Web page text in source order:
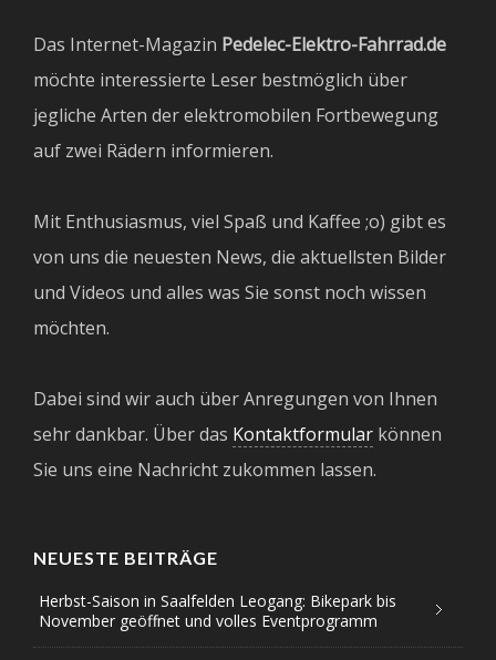
Das Internet-Magazin Pedelec-Elektro-Fahrrad.de
möchte interessierte Leser bestmöglich über
jegliche Arten der elektromobilen Fortbewegung
auf zwei Rädern informieren.
Mit Enthusiasmus, viel Spaß und Kaffee ;o) gibt es
von uns die neuesten News, die aktuellsten Bilder
und Videos und alles was Sie sonst noch wissen
möchten.
Dabei sind wir auch über Anregungen von Ihnen
sehr dankbar. Über das Kontaktformular können
Sie uns eine Nachricht zukommen lassen.
NEUESTE BEITRÄGE
Herbst-Saison in Saalfelden Leogang: Bikepark bis
November geöffnet und volles Eventprogramm